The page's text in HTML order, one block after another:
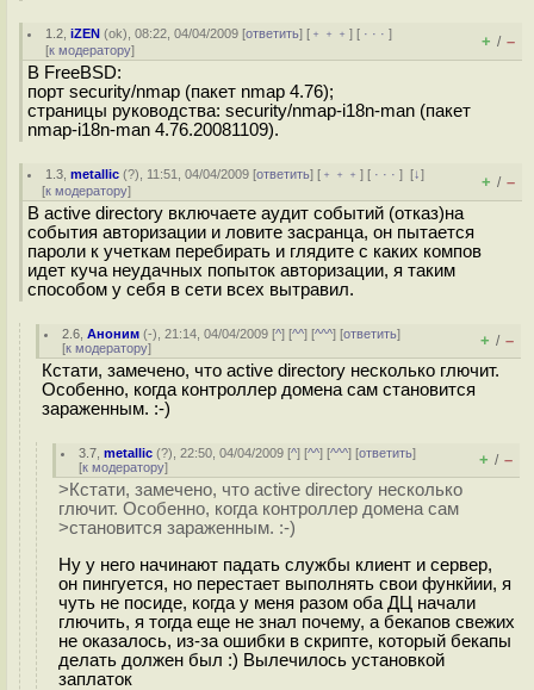
1.2 ,iZEN (ok), 08:22, 04/04/2009 [ответить] [ ﹢﹢﹢] [ · · ·]
[к модератору] + / –
В FreeBSD:
порт security/nmap (пакет nmap 4.76);
страницы руководства: security/nmap-i18n-man (пакет
nmap-i18n-man 4.76.20081109).
1.3 ,metallic (?), 11:51, 04/04/2009 [ответить] [ ﹢﹢﹢] [ · · ·][↓]
[к модератору] + / –
В active directory включаете аудит событий (отказ)на
события авторизации и ловите засранца, он пытается
пароли к учеткам перебирать и глядите с каких компов
идет куча неудачных попыток авторизации, я таким
способом у себя в сети всех вытравил.
2.6 ,Аноним (-), 21:14, 04/04/2009 [^] [^^] [^^^] [ответить]
[к модератору] + / –
Кстати, замечено, что active directory несколько глючит.
Особенно, когда контроллер домена сам становится
зараженным. :-)
3.7 ,metallic (?), 22:50, 04/04/2009 [^] [^^] [^^^] [ответить]
[к модератору] + / –
>Кстати, замечено, что active directory несколько
глючит. Особенно, когда контроллер домена сам
>становится зараженным. :-)
Ну у него начинают падать службы клиент и сервер,
он пингуется, но перестает выполнять свои функйии, я
чуть не посиде, когда у меня разом оба ДЦ начали
глючить, я тогда еще не знал почему, а бекапов свежих
не оказалось, из-за ошибки в скрипте, который бекапы
делать должен был :) Вылечилось установкой
заплаток